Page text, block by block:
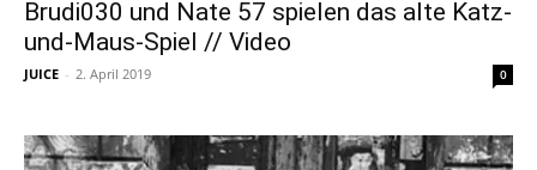
Brudi030 und Nate 57 spielen das alte Katz-
und-Maus-Spiel // Video
JUICE - 2. April 2019 0